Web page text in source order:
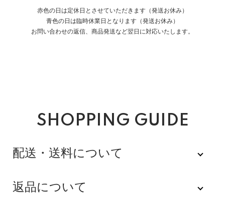
赤色の日は定休日とさせていただきます（発送お休み）
青色の日は臨時休業日となります（発送お休み）
お問い合わせの返信、商品発送など翌日に対応いたします。
SHOPPING GUIDE
配送・送料について
佐川急便
返品について